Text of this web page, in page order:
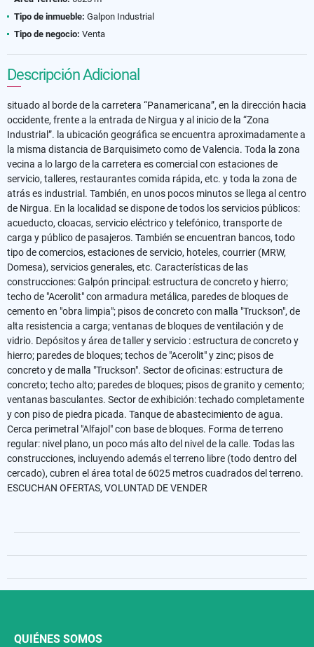
Tipo de inmueble: Galpon Industrial
Tipo de negocio: Venta
Descripción Adicional
situado al borde de la carretera “Panamericana”, en la dirección hacia
occidente, frente a la entrada de Nirgua y al inicio de la “Zona
Industrial”. la ubicación geográfica se encuentra aproximadamente a
la misma distancia de Barquisimeto como de Valencia. Toda la zona
vecina a lo largo de la carretera es comercial con estaciones de
servicio, talleres, restaurantes comida rápida, etc. y toda la zona de
atrás es industrial. También, en unos pocos minutos se llega al centro
de Nirgua. En la localidad se dispone de todos los servicios públicos:
acueducto, cloacas, servicio eléctrico y telefónico, transporte de
carga y público de pasajeros. También se encuentran bancos, todo
tipo de comercios, estaciones de servicio, hoteles, courrier (MRW,
Domesa), servicios generales, etc. Características de las
construcciones: Galpón principal: estructura de concreto y hierro;
techo de "Acerolit" con armadura metálica, paredes de bloques de
cemento en "obra limpia"; pisos de concreto con malla "Truckson", de
alta resistencia a carga; ventanas de bloques de ventilación y de
vidrio. Depósitos y área de taller y servicio : estructura de concreto y
hierro; paredes de bloques; techos de "Acerolit" y zinc; pisos de
concreto y de malla "Truckson". Sector de oficinas: estructura de
concreto; techo alto; paredes de bloques; pisos de granito y cemento;
ventanas basculantes. Sector de exhibición: techado completamente
y con piso de piedra picada. Tanque de abastecimiento de agua.
Cerca perimetral "Alfajol" con base de bloques. Forma de terreno
regular: nivel plano, un poco más alto del nivel de la calle. Todas las
construcciones, incluyendo además el terreno libre (todo dentro del
cercado), cubren el área total de 6025 metros cuadrados del terreno.
ESCUCHAN OFERTAS, VOLUNTAD DE VENDER
QUIÉNES SOMOS